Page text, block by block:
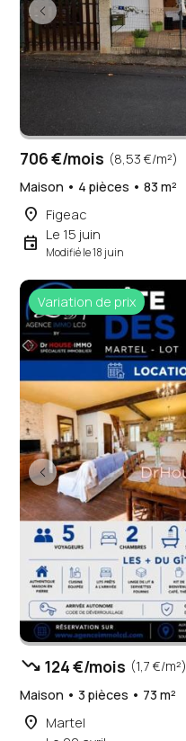
706 €/mois (8,53 €/m²)
Maison • 4 pièces • 83 m²
place Figeac
event Le 15 juin
Modifié le 18 juin
Variation de prix
trending_down 124 €/mois (1,7 €/m²)
Maison • 3 pièces • 73 m²
place Martel